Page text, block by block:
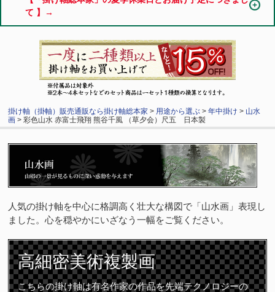
て 】→
掛け軸（掛軸）販売通販なら掛け軸総本家 > 用途から選ぶ >年中掛け > 山水
画 > 彩色山水 赤富士飛翔 熊谷千風 （草夕会）尺五 日本製
人気の掛け軸を中心に格調高く壮大な構図で「山水画」表現し
ました。心を穏やかにいざなう一幅をご覧ください。
高細密美術複製画
こちらの掛け軸は有名作家の作品を先端テクノロジーの